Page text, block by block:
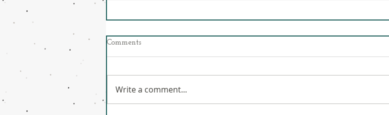
Comments
Write a comment...